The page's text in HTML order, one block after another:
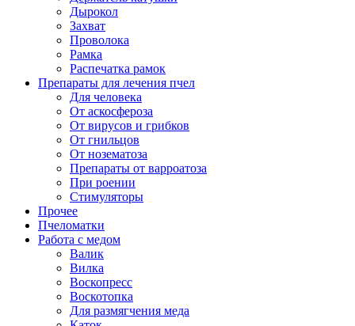
Дырокол
Захват
Проволока
Рамка
Распечатка рамок
Препараты для лечения пчел
Для человека
От аскосфероза
От вирусов и грибков
От гнильцов
От нозематоза
Препараты от варроатоза
При роении
Стимуляторы
Прочее
Пчеломатки
Работа с медом
Валик
Вилка
Воскопресс
Воскотопка
Для размягчения меда